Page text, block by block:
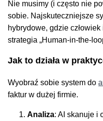
Nie musimy (i często nie
sobie. Najskuteczniejsze
hybrydowe, gdzie
strategia „Human-in-the-
Jak to działa w
Wyobraź sobie system do
faktur w dużej firmie.
Analiza: AI skanuje i